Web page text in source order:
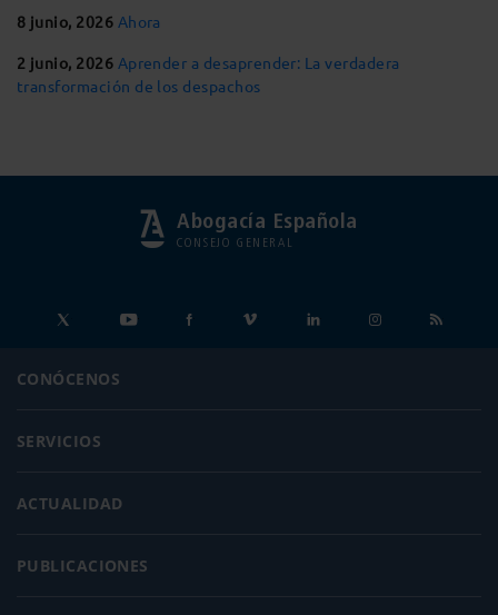
8 junio, 2026 Ahora
2 junio, 2026 Aprender a desaprender: La verdadera
transformación de los despachos
Abogacía Española
CONSEJO GENERAL
CONÓCENOS
SERVICIOS
ACTUALIDAD
PUBLICACIONES